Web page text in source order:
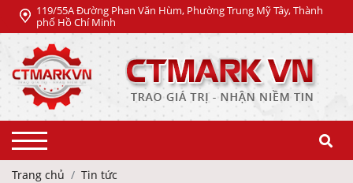
119/55A Đường Phan Văn Hùm, Phường Trung Mỹ Tây, Thành
phố Hồ Chí Minh
Trang chủ
Tin tức